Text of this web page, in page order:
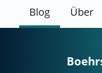
Blog Über